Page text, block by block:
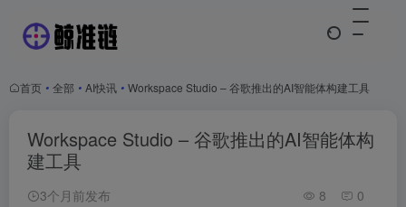
首页 • 全部 • AI快讯 • Workspace Studio – 谷歌推出的AI智能体构建工具
Workspace Studio – 谷歌推出的AI智能体构
建工具
3个月前发布 8 0